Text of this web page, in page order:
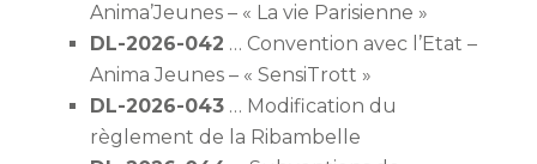
Anima’Jeunes – « La vie Parisienne »
DL-2026-042 … Convention avec l’Etat –
Anima Jeunes – « SensiTrott »
DL-2026-043 … Modification du
règlement de la Ribambelle